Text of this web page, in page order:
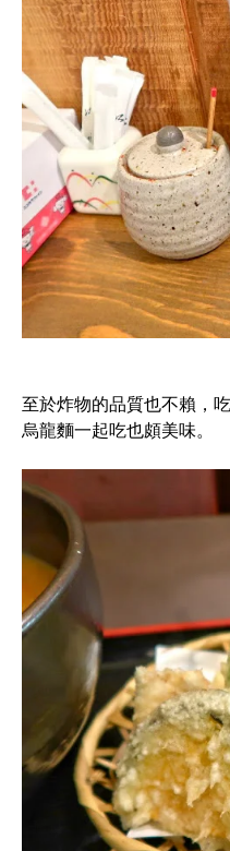
至於炸物的品質也不賴，
烏龍麵一起吃也頗美味。